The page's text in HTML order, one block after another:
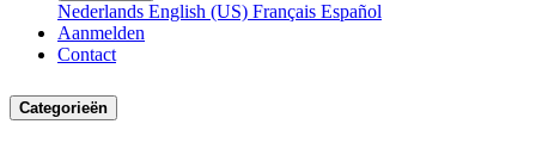
Nederlands English (US) Français Español
Aanmelden
Contact
Categorieën